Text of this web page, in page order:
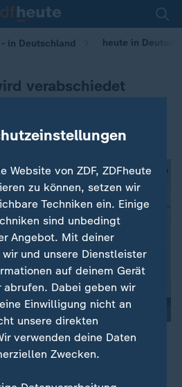
in Deutschland heute in
verabschiedet
zum Kanzler gewählt
der höchsten militärischen
verabschiedet. Eine kurze
Website von ZDF, ZDFheute
zu können, setzen wir
Techniken ein. Einige
sind unbedingt
Angebot. Mit deiner
und unsere Dienstleister
auf deinem Gerät
Dabei geben wir
Einwilligung nicht an
unsere direkten
verwenden deine Daten
Zwecken.